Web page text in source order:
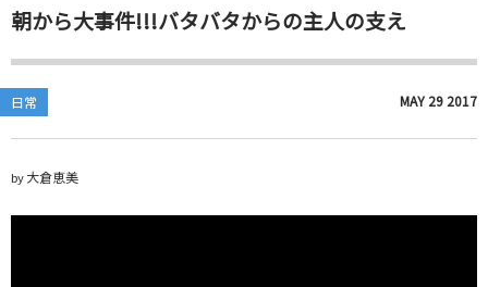
朝から大事件!!!バタバタからの主人の支え
日常 MAY 29 2017
by大倉恵美